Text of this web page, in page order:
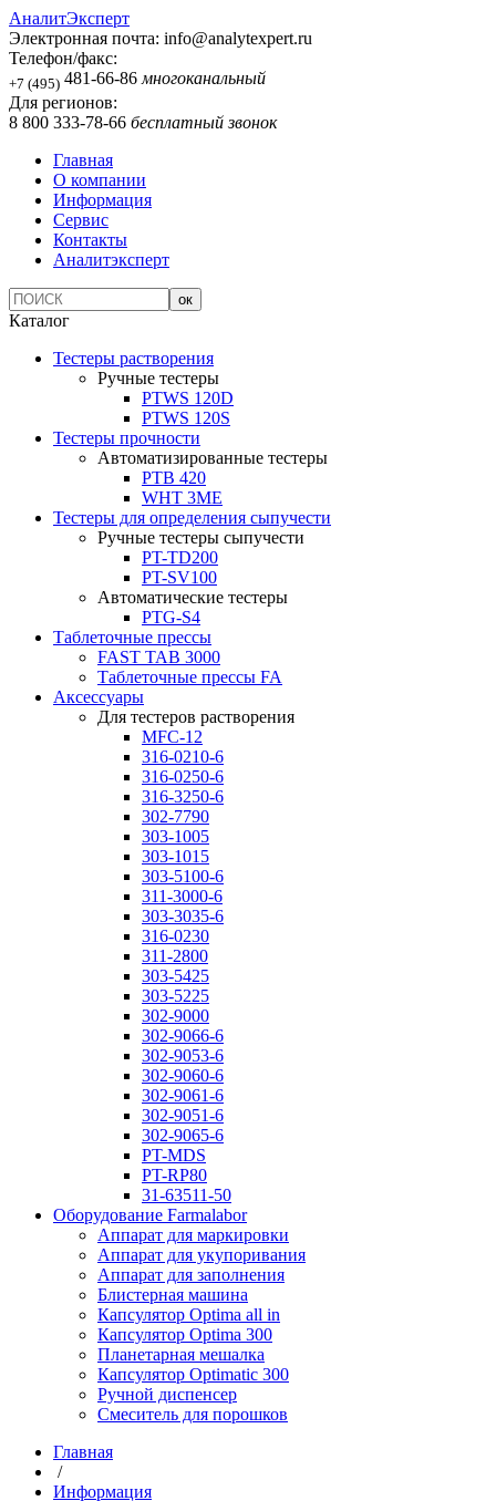
АналитЭксперт
Электронная почта: info@analytexpert.ru
Телефон/факс:
+7 (495) 481-66-86 многоканальный
Для регионов:
8 800 333-78-66 бесплатный звонок
Главная
О компании
Информация
Сервис
Контакты
Аналитэксперт
Каталог
Тестеры растворения
Ручные тестеры
PTWS 120D
PTWS 120S
Тестеры прочности
Автоматизированные тестеры
PTB 420
WHT 3ME
Тестеры для определения сыпучести
Ручные тестеры сыпучести
PT-TD200
PT-SV100
Автоматические тестеры
PTG-S4
Таблеточные прессы
FAST TAB 3000
Таблеточные прессы FA
Аксессуары
Для тестеров растворения
MFC-12
316-0210-6
316-0250-6
316-3250-6
302-7790
303-1005
303-1015
303-5100-6
311-3000-6
303-3035-6
316-0230
311-2800
303-5425
303-5225
302-9000
302-9066-6
302-9053-6
302-9060-6
302-9061-6
302-9051-6
302-9065-6
PT-MDS
PT-RP80
31-63511-50
Оборудование Farmalabor
Аппарат для маркировки
Аппарат для укупоривания
Аппарат для заполнения
Блистерная машина
Капсулятор Optima all in
Капсулятор Optima 300
Планетарная мешалка
Капсулятор Optimatic 300
Ручной диспенсер
Смеситель для порошков
Главная
/
Информация